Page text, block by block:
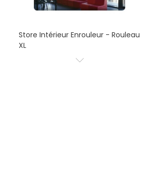
Store Intérieur Enrouleur - Rouleau
XL